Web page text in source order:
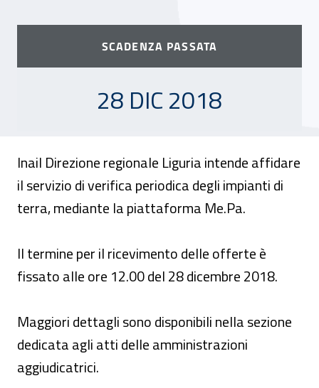
SCADENZA PASSATA
28 DICEMBRE 2018
28 DIC 2018
Inail Direzione regionale Liguria intende affidare
il servizio di verifica periodica degli impianti di
terra, mediante la piattaforma Me.Pa.
Il termine per il ricevimento delle offerte è
fissato alle ore 12.00 del 28 dicembre 2018.
Maggiori dettagli sono disponibili nella sezione
dedicata agli atti delle amministrazioni
aggiudicatrici.